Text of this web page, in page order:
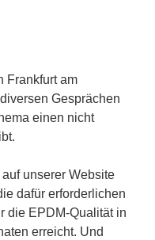
Frankfurt am
Gesprächen
einen nicht
unserer Website
dafür erforderlichen
die EPDM-Qualität in
erreicht. Und